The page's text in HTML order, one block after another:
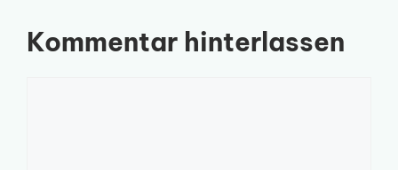
Kommentar hinterlassen